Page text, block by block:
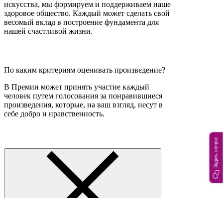
искусства, мы формируем и поддерживаем наше
здоровое общество. Каждый может сделать свой
весомый вклад в построение фундамента для
нашей счастливой жизни.
По каким критериям оценивать произведение?
В Премии может принять участие каждый
человек путем голосования за понравившиеся
произведения, которые, на ваш взгляд, несут в
себе добро и нравственность.
Задать вопрос